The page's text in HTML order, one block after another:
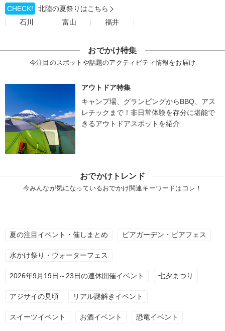
CHECK!
北陸の夏祭りはこちら
石川
富山 福井
おでかけ特集
今注目のスポットや話題のアクティビティ情報をお届け
アウトドア特集
キャンプ場、グランピングからBBQ、アス
レチックまで！非日常体験を存分に堪能で
きるアウトドアスポットを紹介
おでかけトレンド
今みんなが気になっているおでかけ関連キーワードはコレ！
夏の注目イベント・催しまとめ ビアガーデン・ビアフェス
水かけ祭り・ウォーターフェス
2026年9月19日～23日の連休開催イベント 七夕まつり
アジサイの見頃 リアル謎解きイベント
スイーツイベント お酒イベント 恐竜イベント